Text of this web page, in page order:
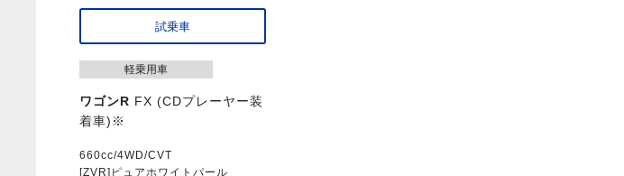
試乗車
軽乗用車
ワゴンR FX (CDプレーヤー装
着車)※
660cc/4WD/CVT
[ZVR]ピュアホワイトパール